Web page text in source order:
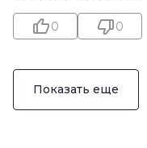
0 0
Показать еще